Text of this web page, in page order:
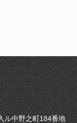
ル中野之町184番地